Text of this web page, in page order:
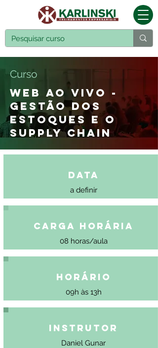
Curso
WEB AO VIVO -
GESTÃO DOS
ESTOQUES E O
SUPPLY CHAIN
Data
a definir
Carga Horária
08 horas/aula
Horário
09h às 13h
Instrutor
Daniel Gunar